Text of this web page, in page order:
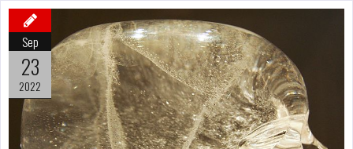
Marea vânătoare
de vrăjitoare din
Suedia
Vrăjitoare
zburătoare în Mexic
Sep
23
2022